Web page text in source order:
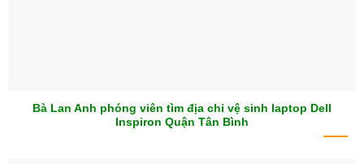
Bà Lan Anh phóng viên tìm địa chỉ vệ sinh laptop Dell
Inspiron Quận Tân Bình